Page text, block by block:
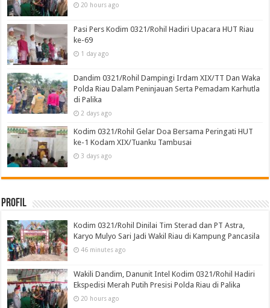
20 hours ago
Pasi Pers Kodim 0321/Rohil Hadiri Upacara HUT Riau
ke-69
1 day ago
Dandim 0321/Rohil Dampingi Irdam XIX/TT Dan Waka
Polda Riau Dalam Peninjauan Serta Pemadam Karhutla
di Palika
2 days ago
Kodim 0321/Rohil Gelar Doa Bersama Peringati HUT
ke-1 Kodam XIX/Tuanku Tambusai
3 days ago
Profil
Kodim 0321/Rohil Dinilai Tim Sterad dan PT Astra,
Karyo Mulyo Sari Jadi Wakil Riau di Kampung Pancasila
46 minutes ago
Wakili Dandim, Danunit Intel Kodim 0321/Rohil Hadiri
Ekspedisi Merah Putih Presisi Polda Riau di Palika
20 hours ago